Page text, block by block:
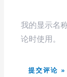
我的显示名
论时使用。